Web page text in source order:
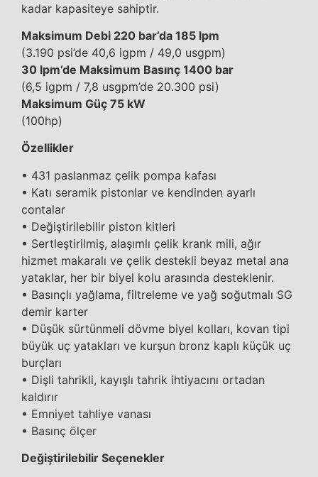
kadar kapasiteye sahiptir.
Maksimum Debi 220 bar’da 185 lpm
(3.190 psi’de 40,6 igpm / 49,0 usgpm)
30 lpm’de Maksimum Basınç 1400 bar
(6,5 igpm / 7,8 usgpm’de 20.300 psi)
Maksimum Güç 75 kW
(100hp)
Özellikler
• 431 paslanmaz çelik pompa kafası
• Katı seramik pistonlar ve kendinden ayarlı
contalar
• Değiştirilebilir piston kitleri
• Sertleştirilmiş, alaşımlı çelik krank mili, ağır
hizmet makaralı ve çelik destekli beyaz metal ana
yataklar, her bir biyel kolu arasında desteklenir.
• Basınçlı yağlama, filtreleme ve yağ soğutmalı SG
demir karter
• Düşük sürtünmeli dövme biyel kolları, kovan tipi
büyük uç yatakları ve kurşun bronz kaplı küçük uç
burçları
• Dişli tahrikli, kayışlı tahrik ihtiyacını ortadan
kaldırır
• Emniyet tahliye vanası
• Basınç ölçer
Değiştirilebilir Seçenekler